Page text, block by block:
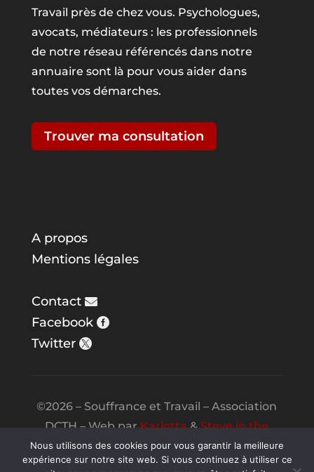
Travail près de chez vous. Psychologues,
avocats, médiateurs : les professionnels
de notre réseau référencés dans notre
annuaire sont là pour vous aider dans
toutes vos démarches.
Trouver ma consultation
A propos
Mentions légales
Contact
Facebook
Twitter
©2026 – Souffrance et Travail – Association
DCTH – Web parKarlotta&Steve in the
Night
Nous utilisons des cookies pour vous garantir la meilleure
expérience sur notre site web. Si vous continuez à utiliser ce